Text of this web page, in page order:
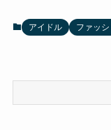
アイドル ファッ